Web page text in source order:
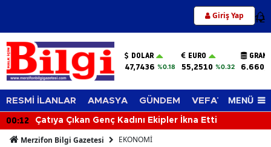
Giriş Yap 12
DOLAR
47,7436 %0.18
EURO
55,2510 %0.32
RESMİ İLANLAR AMASYA GÜNDEM VEFAT EDENLER
MENÜ
00:12 Çatıya Çıkan Genç Kadını Ekipler İkna Etti
Merzifon Bilgi Gazetesi EKONOMİ